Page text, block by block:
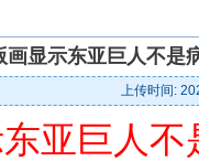
画显示东亚巨人不是
上传时间:
亚巨人不